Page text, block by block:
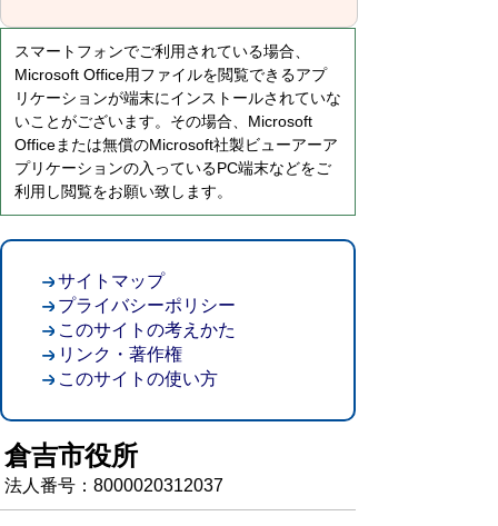
スマートフォンでご利用されている場合、
Microsoft Office用ファイルを閲覧できるアプ
リケーションが端末にインストールされていな
いことがございます。その場合、Microsoft
Officeまたは無償のMicrosoft社製ビューアーア
プリケーションの入っているPC端末などをご
利用し閲覧をお願い致します。
サイトマップ
プライバシーポリシー
このサイトの考えかた
リンク・著作権
このサイトの使い方
倉吉市役所
法人番号：8000020312037